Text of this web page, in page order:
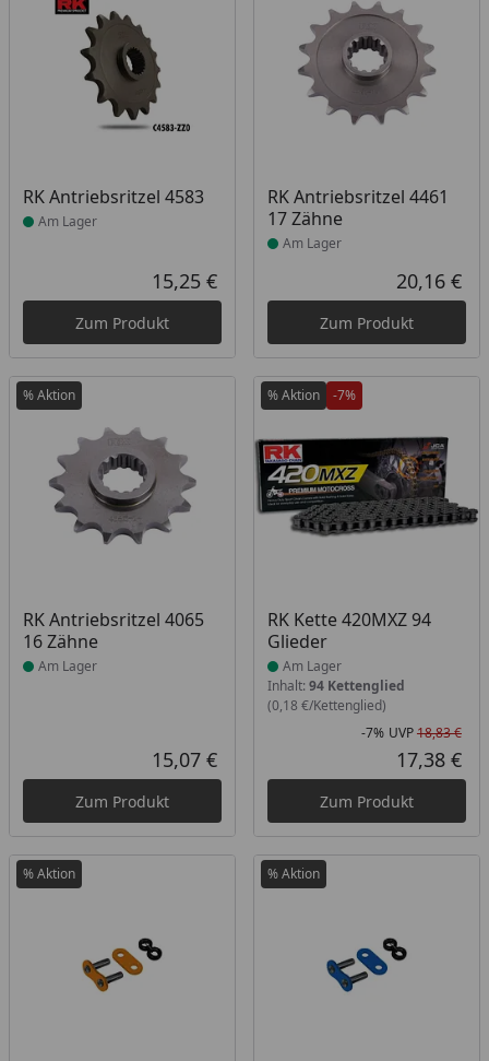
RK Antriebsritzel 4583
Produkt am Lager
Am Lager
Aktueller Preis
15,25 €
Zum Produkt
RK Antriebsritzel 4461
17 Zähne
Produkt am Lager
Am Lager
20,16 €
Zum Produkt
% Aktion
RK Antriebsritzel 4065
16 Zähne
Produkt am Lager
Am Lager
Aktueller Preis
15,07 €
Zum Produkt
% Aktion -7%
RK Kette 420MXZ 94
Glieder
Produkt am Lager
Am Lager
Inhalt: 94 Kettenglied
(0,18 €/Kettenglied)
-7% UVP18,83 €
17,38 €
Zum Produkt
% Aktion % Aktion